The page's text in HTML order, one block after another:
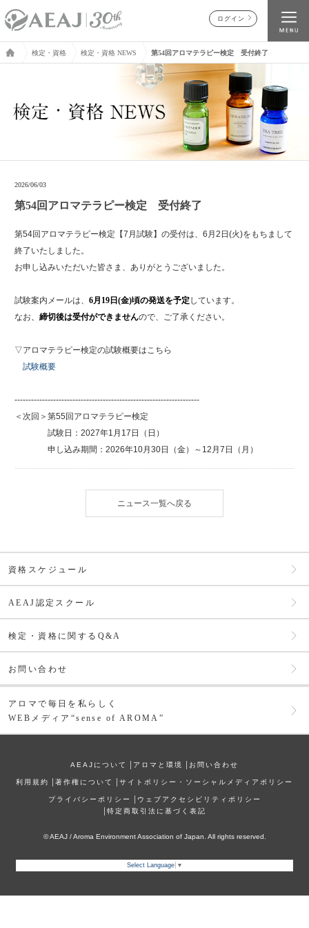
ログイン
検定・資格 検定・資格 NEWS 第54回アロマテラピー検定 受付終了
2026/06/03
第54回アロマテラピー検定 受付終了
第54回アロマテラピー検定【7月試験】の受付は、6月2日(火)をもちまして
終了いたしました。
お申し込みいただいた皆さま、ありがとうございました。
試験案内メールは、 6月19日(金)頃の発送を予定しています。
なお、 締切後は受付ができませんので、ご了承ください。
▽アロマテラピー検定の試験概要はこちら
試験概要
-------------------------------------------------------------------
＜次回＞第55回アロマテラピー検定
試験日：2027年1月17日（日）
申し込み期間：2026年10月30日（金）～12月7日（月）
ニュース一覧へ戻る
資格スケジュール
AEAJ認定スクール
検定・資格に関するQ&A
お問い合わせ
アロマで毎日を私らしく
WEBメディア“sense of AROMA”
AEAJについて アロマと環境 お問い合わせ
利⽤規約 著作権について サイトポリシー・ソーシャルメディアポリシー
プライバシーポリシー
ウェブアクセシビリティポリシー
特定商取引法に基づく表記
© AEAJ / Aroma Environment Association of Japan. All rights reserved.
Select Language ▼